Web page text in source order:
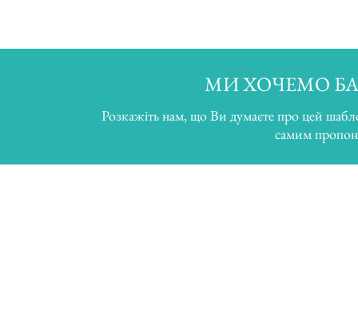
МИ ХОЧЕМО
Розкажіть нам, що Ви думаєте про цей
самим